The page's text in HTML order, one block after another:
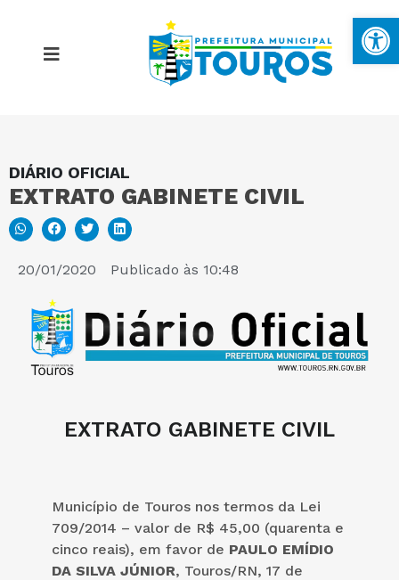
DIÁRIO OFICIAL
EXTRATO GABINETE CIVIL
20/01/2020 Publicado às 10:48
EXTRATO GABINETE CIVIL
Município de Touros nos termos da Lei
709/2014 – valor de R$ 45,00 (quarenta e
cinco reais), em favor de PAULO EMÍDIO
DA SILVA JÚNIOR, Touros/RN, 17 de
MAPA DO SITE
PORTAL DA TRANSPARÊNCIA
E-SIC
PERGUNTAS FREQUENTES